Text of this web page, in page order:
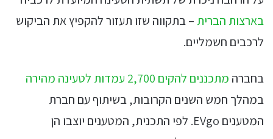
בארצות הברית – בתקווה שזו תעזור להקפיץ את הביקוש
לרכבים חשמליים.
בחברה מתכננים להקים 2,700 עמדות לטעינה מהירה
במהלך חמש השנים הקרובות, בשיתוף עם חברת
המטענים EVgo. לפי התכנית, המטענים יוצבו הן